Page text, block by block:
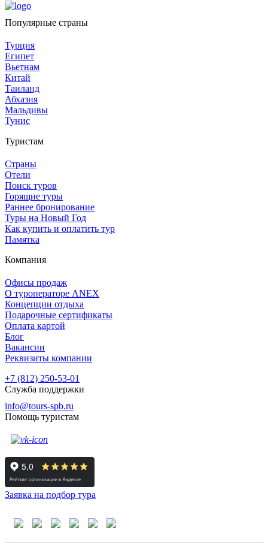
Популярные страны
Турция
Египет
Вьетнам
Китай
Таиланд
Абхазия
Мальдивы
Тунис
Туристам
Страны
Отели
Поиск туров
Горящие туры
Раннее бронирование
Туры на Новый Год
Как купить и оплатить тур
Памятка
Компания
Офисы продаж
О туроператоре ANEX
Концепции отдыха
Подарочные сертификаты
Оплата картой
Блог
Вакансии
Реквизиты компании
+7 (812) 250-53-01
Служба поддержки
info@tours-spb.ru
Помощь туристам
Заявка на подбор тура